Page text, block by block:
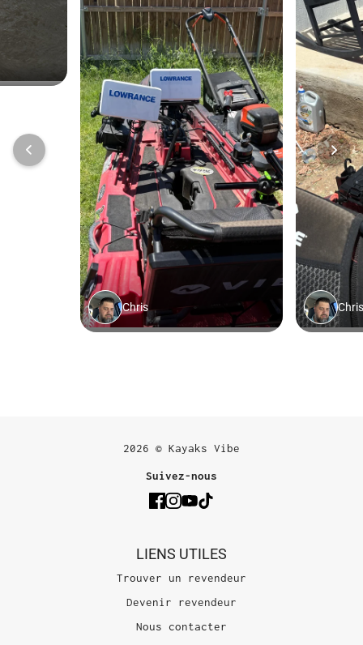
2026 © Kayaks Vibe
Suivez-nous
LIENS UTILES
Trouver un revendeur
Devenir revendeur
Nous contacter